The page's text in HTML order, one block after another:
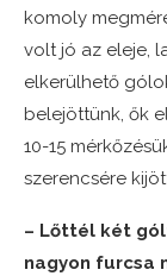
komoly
volt jó az eleje,
elkerülhető
belejöttünk, ők
10-15
szerencsére
– Lőttél két
nagyon furcsa